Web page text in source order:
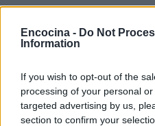
Encocina - Do Not
Information
If you wish to opt-out of the
processing of your personal
targeted advertising by us,
section to confirm your
Diego Romero · 5 Ago 2026
RECETAS